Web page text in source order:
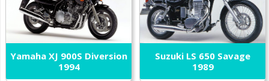
Yamaha XJ 900S Diversion
1994
Suzuki LS 650 Savage
1989